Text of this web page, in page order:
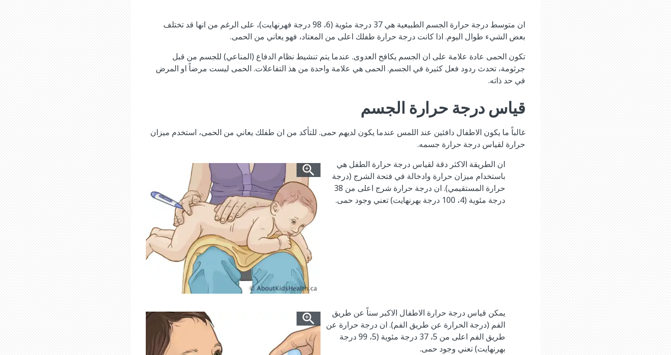
ان متوسط درجة حرارة الجسم الطبيعية هي 37 درجة مئوية (6، 98 درجة فهرنهايت)، على الرغم من انها قد تختلف
بعض الشيء طوال اليوم. اذا كانت درجة حرارة طفلك اعلى من المعتاد، فهو يعاني من الحمى.
تكون الحمى عادة علامة على ان الجسم يكافح العدوى. عندما يتم تنشيط نظام الدفاع (المناعي) للجسم من قبل
جرثومة، تحدث ردود فعل كثيرة في الجسم. الحمى هي علامة واحدة من هذ التفاعلات. الحمى ليست مرضاً او المرض
في حد ذاته.
قياس درجة حرارة الجسم
غالباً ما يكون الاطفال دافئين عند اللمس عندما يكون لديهم حمى. للتأكد من ان طفلك يعاني من الحمى، استخدم ميزان
حرارة لقياس درجة حرارة جسمه.
ان الطريقة الاكثر دقة لقياس درجة حرارة الطفل هي
باستخدام ميزان حرارة وادخالة في فتحة الشرج (درجة
حرارة المستقيمي). ان درجة حرارة شرج اعلى من 38
درجة مئوية (4، 100 درجة بهرنهايت) تعني وجود حمى.
يمكن قياس درجة حرارة الاطفال الاكبر سناً عن طريق
الفم (درجة الحرارة عن طريق الفم). ان درجة حرارة عن
طريق الفم اعلى من 5، 37 درجة مئوية (5، 99 درجة
بهرنهايت) تعني وجود حمى.